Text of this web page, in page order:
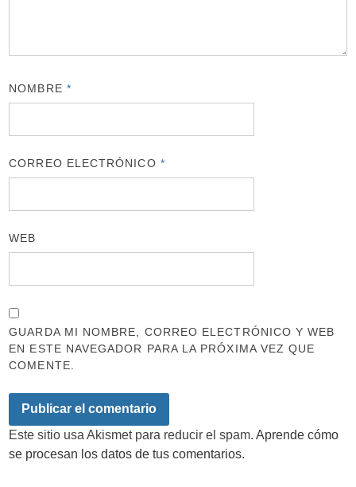
NOMBRE *
CORREO ELECTRÓNICO *
WEB
GUARDA MI NOMBRE, CORREO ELECTRÓNICO Y WEB
EN ESTE NAVEGADOR PARA LA PRÓXIMA VEZ QUE
COMENTE.
Este sitio usa Akismet para reducir el spam.Aprende cómo
se procesan los datos de tus comentarios.